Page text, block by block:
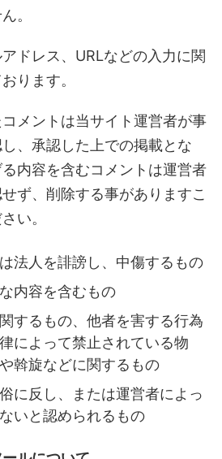
。
ドレス、URLなどの入力に関
ります。
メントは当サイト運営者が事
、承認した上での掲載とな
内容を含むコメントは運営者
ず、削除する事がありますこ
い。
法人を誹謗し、中傷するもの
内容を含むもの
するもの、他者を害する行為
によって禁止されている物
斡旋などに関するもの
に反し、または運営者によっ
いと認められるもの